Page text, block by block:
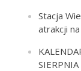
Stacja
atrakcji
SIERPNIA